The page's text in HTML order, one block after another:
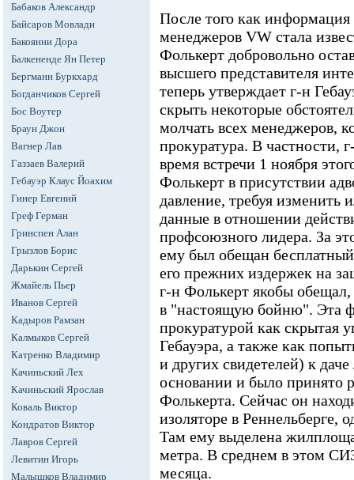
Бабаков Александр
Байсаров Мовлади
Бакоянни Дора
Балкененде Ян Петер
Бергманн Буркхард
Богданчиков Сергей
Бос Воутер
Браун Джон
Вагнер Лав
Газзаев Валерий
Гебауэр Клаус Йоахим
Гинер Евгений
Греф Герман
Гринспен Алан
Грызлов Борис
Дарькин Сергей
Жмайель Пьер
Иванов Сергей
Кадыров Рамзан
Калмыков Сергей
Катренко Владимир
Качиньский Лех
Качиньский Ярослав
Коваль Виктор
Кондратов Виктор
Лавров Сергей
Левитин Игорь
Малышков Владимир
После того как
менеджеров VW стала
Фолькерт добровольно
высшего представителя
теперь утверждает г-н
скрыть некоторые
молчать всех менеджеров,
прокуратура. В частности,
время встречи 1 ноября
Фолькерт в присутствии
давление, требуя изменить
данные в отношении
профсоюзного лидера. За
ему был обещан бесплатный
его прежних издержек на
г-н Фолькерт якобы
в "настоящую бойню". Эта
прокуратурой как скрытая
Гебауэра, а также как
и других свидетелей) к
основании и было принято
Фолькерта. Сейчас он
изоляторе в Реннельберге,
Там ему выделена
метра. В среднем в этом
месяца.